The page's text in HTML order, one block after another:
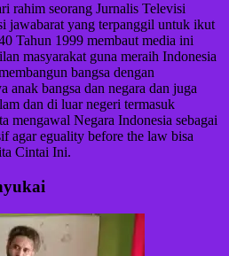
rahim seorang Jurnalis Televisi
jawabarat yang terpanggil untuk ikut
Tahun 1999 membaut media ini
masyarakat guna meraih Indonesia
bangsa dengan
anak bangsa dan negara dan juga
dan di luar negeri termasuk
mengawal Negara Indonesia sebagai
agar eguality before the law bisa
Cintai Ini.